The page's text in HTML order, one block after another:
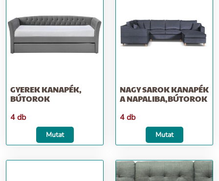
GYEREK KANAPÉK,
BÚTOROK
4 db
Mutat
NAGY SAROK KANAPÉK
A NAPALIBA,BÚTOROK
4 db
Mutat